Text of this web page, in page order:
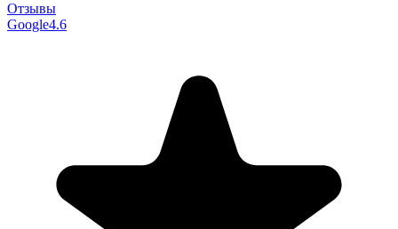
Отзывы
Google4.6